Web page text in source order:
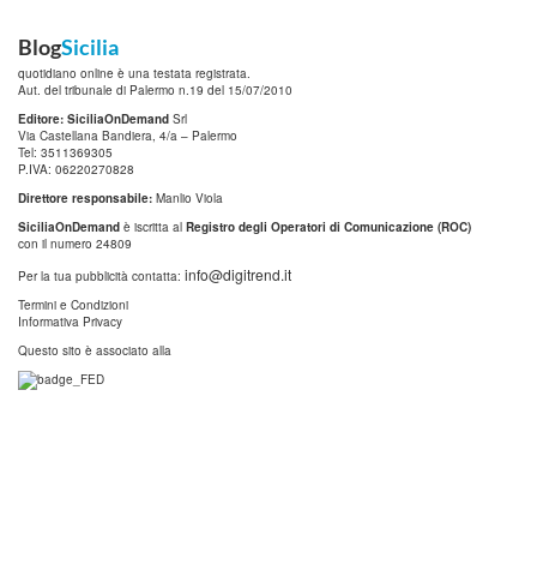
BlogSicilia
quotidiano online è una testata registrata.
Aut. del tribunale di Palermo n.19 del 15/07/2010
Editore: SiciliaOnDemand Srl
Via Castellana Bandiera, 4/a – Palermo
Tel: 3511369305
P.IVA: 06220270828
Direttore responsabile: Manlio Viola
SiciliaOnDemand è iscritta al Registro degli Operatori di Comunicazione (ROC)
con il numero 24809
Per la tua pubblicità contatta: info@digitrend.it
Termini e Condizioni
Informativa Privacy
Questo sito è associato alla